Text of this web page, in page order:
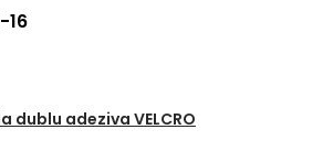
16
dublu adeziva VELCRO